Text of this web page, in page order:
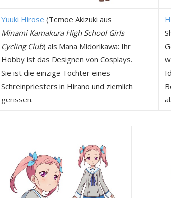
Yuuki Hirose (Tomoe Akizuki aus
Minami Kamakura High School Girls
Cycling Club) als Mana Midorikawa: Ihr
Hobby ist das Designen von Cosplays.
Sie ist die einzige Tochter eines
Schreinpriesters in Hirano und ziemlich
gerissen.